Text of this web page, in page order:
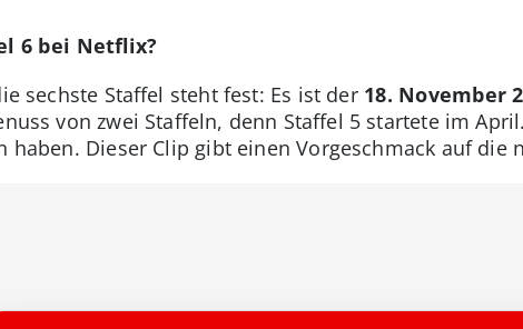
6 bei Netflix?
sechste Staffel steht fest: Es ist der 18. November
von zwei Staffeln, denn Staffel 5 startete im
haben. Dieser Clip gibt einen Vorgeschmack auf die